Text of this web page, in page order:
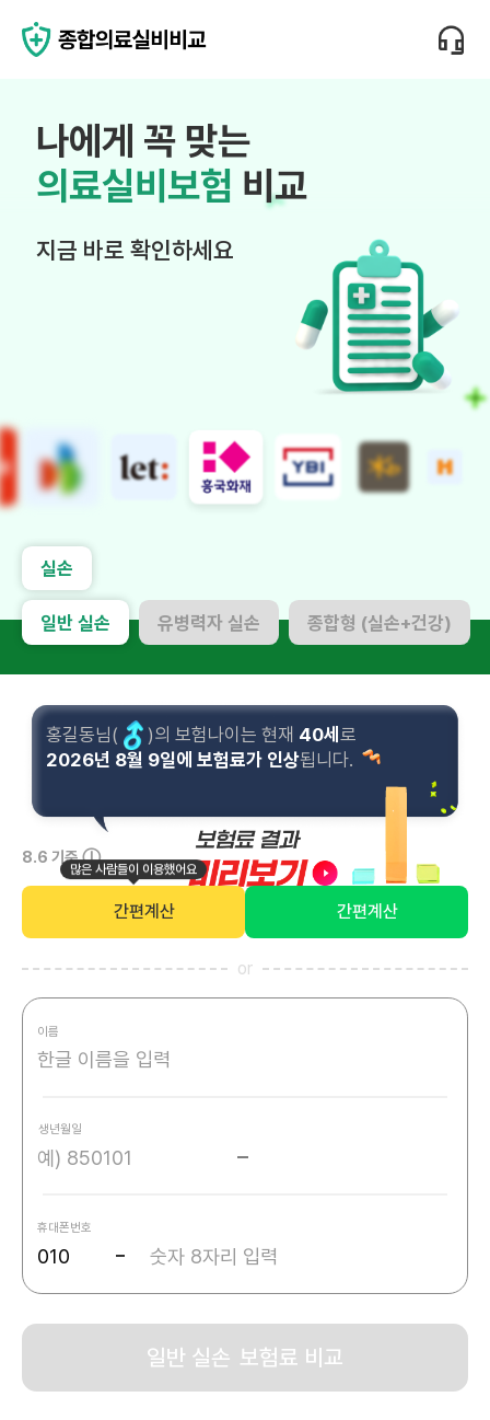
나에게 꼭 맞는
의료실비보험 비교
지금 바로 확인하세요
실손
일반 실손 유병력자 실손 종합형 (실손+건강)
님( )의 보험나이는 현재 세로
년
월 일에 보험료가 인상됩니다.
8.6 기준 ⓘ
간편계산
많은 사람들이 이용했어요
간편계산
일반 실손